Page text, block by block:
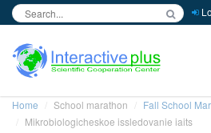
Home School marathon
Fall School
Mikrobiologicheskoe issledovanie iaits